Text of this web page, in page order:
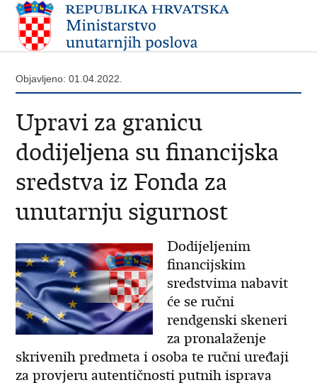
Objavljeno: 01.04.2022.
Upravi za granicu
dodijeljena su financijska
sredstva iz Fonda za
unutarnju sigurnost
Dodijeljenim
financijskim
sredstvima nabavit
će se ručni
rendgenski skeneri
za pronalaženje
skrivenih predmeta i osoba te ručni uređaji
za provjeru autentičnosti putnih isprava